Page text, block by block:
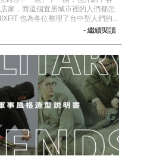
家，而這個宜居城市裡的人們都怎
也為各位整理了台中型人們的...
- 繼續閱讀